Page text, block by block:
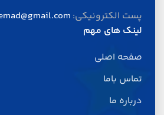
پست الکترونیکی:
لینک های مهم
صفحه اصلی
تماس باما
درباره ما